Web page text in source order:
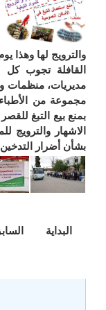
والترويج لها وهذا يوم 2019/09/
مديريات، منظمات
مجموعة من الأطباء
بمنع بيع التبغ
الاشهار والترويج
بشأن أضرار
البداية